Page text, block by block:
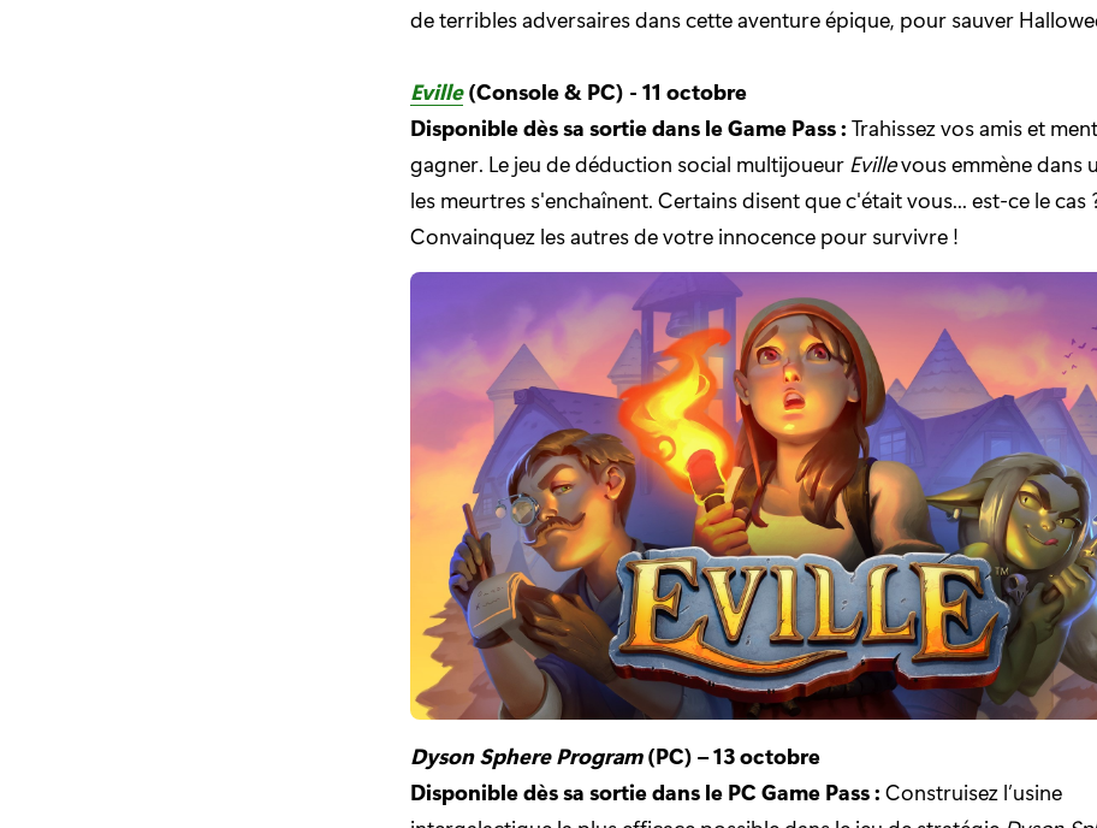
de terribles adversaires dans cette aventure épique, pour sauver
Eville (Console & PC) - 11 octobre
Disponible dès sa sortie dans le Game Pass : Trahissez vos amis et
gagner. Le jeu de déduction social multijoueur Evillevous emmène dans
les meurtres s'enchaînent. Certains disent que c'était vous... est-ce le cas
Convainquez les autres de votre innocence pour survivre !
Dyson Sphere Program(PC) – 13 octobre
Disponible dès sa sortie dans le PC Game Pass : Construisez l’usine